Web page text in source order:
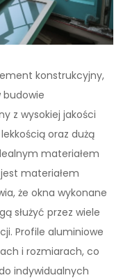
konstrukcyjny,
budowie
z wysokiej jakości
oraz dużą
materiałem
materiałem
że okna wykonane
służyć przez wiele
Profile aluminiowe
i rozmiarach, co
indywidualnych